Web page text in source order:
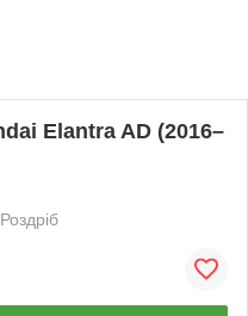
Elantra AD (2016–
Роздріб